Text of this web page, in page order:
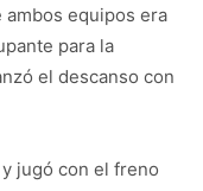
equipos era
para la
el descanso con
jugó con el freno